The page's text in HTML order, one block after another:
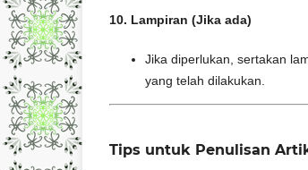
10. Lampiran (Jika ada)
Jika diperlukan, sertakan
yang telah dilakukan.
Tips untuk Penulisan